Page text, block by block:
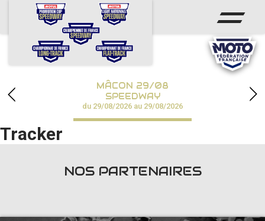
ACCUEIL
CALENDRIER
CHAMPIONNATS
RÉSULTATS
SPEEDWAY ACADÉMIE
PHOTOS / VIDÉOS
MÂCON 29/08
SPEEDWAY
du 29/08/2026 au 29/08/2026
Tracker
NOS PARTENAIRES